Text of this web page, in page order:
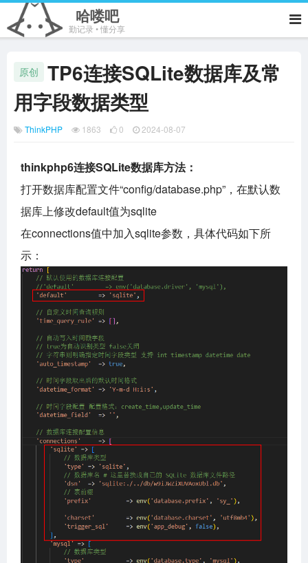
哈喽吧
勤记录 • 懂分享
原创
TP6连接SQLite数据库及常
用字段数据类型
ThinkPHP 1863 0 2024-08-07
thinkphp6连接SQLite数据库方法：
打开数据库配置文件“config/database.php”，在默认数
据库上修改default值为sqlite
在connections值中加入sqlite参数，具体代码如下所
示：